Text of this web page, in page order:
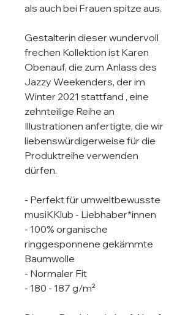
als auch bei Frauen spitze aus.
Gestalterin dieser wundervoll
frechen Kollektion ist Karen
Obenauf, die zum Anlass des
Jazzy Weekenders, der im
Winter 2021 stattfand , eine
zehnteilige Reihe an
Illustrationen anfertigte, die wir
liebenswürdigerweise für die
Produktreihe verwenden
dürfen.
- Perfekt für umweltbewusste
musiKKlub - Liebhaber*innen
- 100% organische
ringgesponnene gekämmte
Baumwolle
- Normaler Fit
- 180 - 187 g/m²